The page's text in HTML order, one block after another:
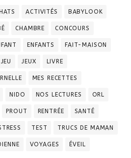
ACTIVITÉS BABYLOOK
CHAMBRE CONCOURS
ENFANTS FAIT-MAISON
JEU JEUX LIVRE
MES RECETTES
NIDO NOS LECTURES ORL
PROUT RENTRÉE SANTÉ
TEST TRUCS DE MAMAN
VOYAGES ÉVEIL